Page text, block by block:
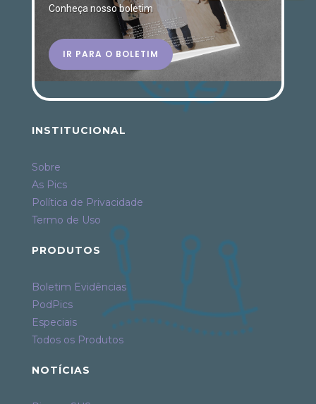
Conheça nosso boletim
IR PARA O BOLETIM
INSTITUCIONAL
Sobre
As Pics
Política de Privacidade
Termo de Uso
PRODUTOS
Boletim Evidências
PodPics
Especiais
Todos os Produtos
NOTÍCIAS